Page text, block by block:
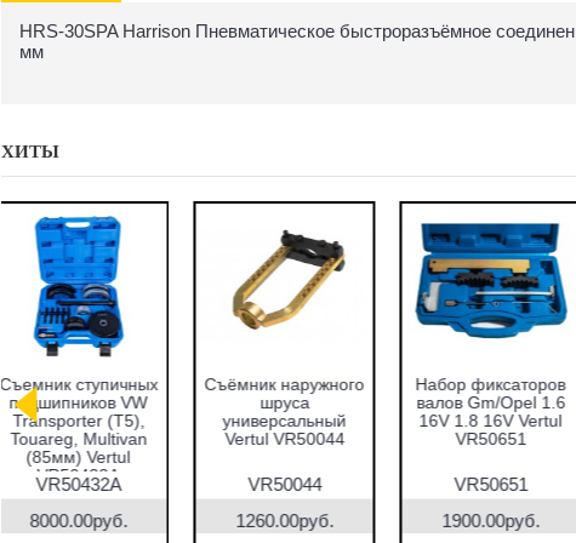
HRS-30SPA Harrison Пневматическое быстроразъёмное
мм
ХИТЫ
Набор оправок для
запрессовки
подшипников,
сальников и втулок
51пр. Vertul
VR50167
VR50167
7690.00руб.
Набор фиксаторов
валов VAG 1.2 TFSI
Vertul VR50661
VR50661
1000.00руб.
Набор фрез для
восстановления
гнёзд дизельных
форсунок 7пр.
VR50337
2670.00руб.